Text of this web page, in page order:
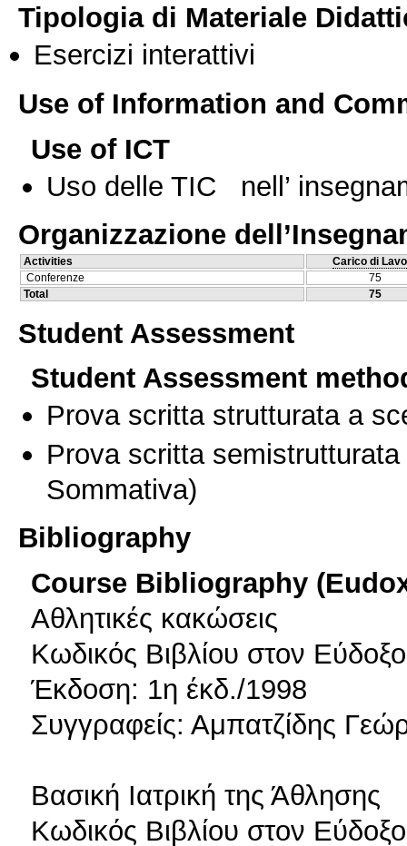
Tipologia di Materiale
Esercizi interattivi
Use of Information and
Use of ICT
Uso delle TIC nell’
Organizzazione
Activities
Carico di
Conferenze
75
Total
75
Student Assessment
Student Assessment
Prova scritta strutturata a
Prova scritta
Sommativa)
Bibliography
Course Bibliography
Αθλητικές κακώσεις
Κωδικός Βιβλίου στον
Έκδοση: 1η έκδ./1998
Συγγραφείς: Αμπατζίδης
Βασική Ιατρική της Άθλησης
Κωδικός Βιβλίου στον